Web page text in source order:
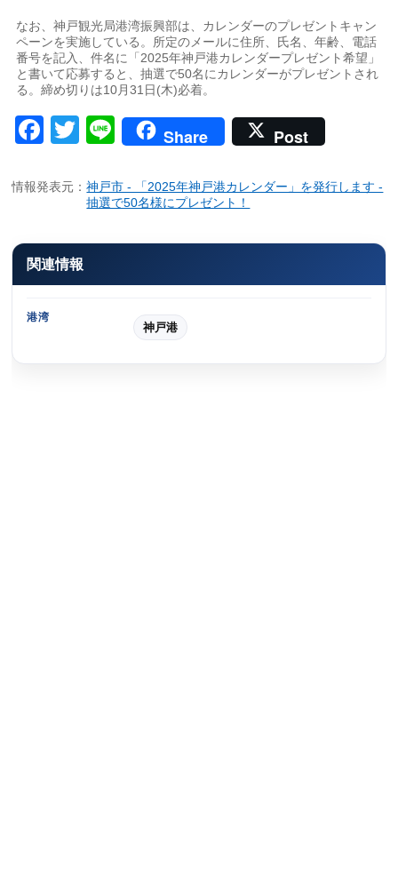
なお、神戸観光局港湾振興部は、カレンダーのプレゼントキャン
ペーンを実施している。所定のメールに住所、氏名、年齢、電話
番号を記入、件名に「2025年神戸港カレンダープレゼント希望」
と書いて応募すると、抽選で50名にカレンダーがプレゼントされ
る。締め切りは10月31日(木)必着。
Facebook
Twitter
LineShare Post
情報発表元：神戸市 - 「2025年神戸港カレンダー」を発行します -
抽選で50名様にプレゼント！
関連情報
港湾
神戸港